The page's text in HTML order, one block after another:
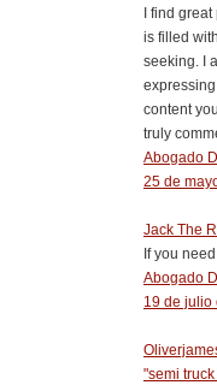
I find
is filled
seeking. I
content
truly
Abogado
25 de
Jack The
If you
Abogado
19 de julio
"semi